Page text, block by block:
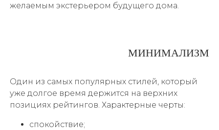
желаемым экстерьером будущего дома.
МИНИМАЛИЗМ
Один из самых популярных стилей, который
уже долгое время держится на верхних
позициях рейтингов. Характерные черты:
спокойствие;